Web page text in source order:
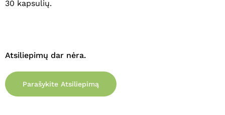
30 kapsulių.
Atsiliepimų dar nėra.
Parašykite Atsiliepimą